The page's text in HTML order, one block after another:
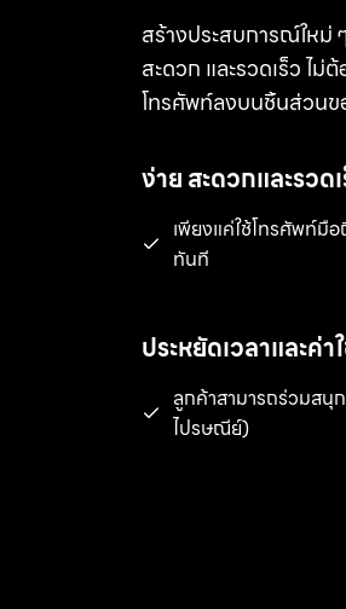
สร้างประสบการณ์ใหม่
สะดวก และรวดเร็ว ไม่
โทรศัพท์ลงบนชิ้นส่วนข
ง่าย สะดวกและรวด
เพียงแค่ใช้โทรศัพท์มื
ทันที
ประหยัดเวลาและค่า
ลูกค้าสามารถร่วมสนุ
ไปรษณีย์)